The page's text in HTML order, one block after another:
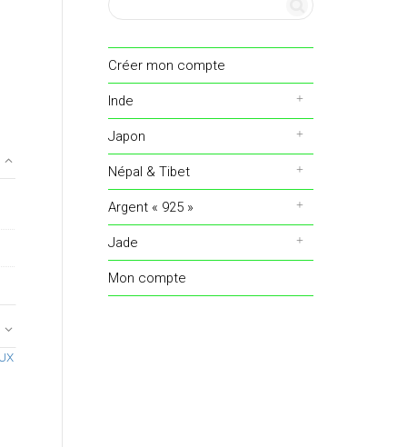
Créer mon compte
Inde
Japon
Népal & Tibet
Argent « 925 »
Jade
Mon compte